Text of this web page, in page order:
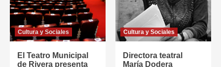
Cultura y Sociales
El Teatro Municipal
de Rivera presenta
Cultura y Sociales
Directora teatral
María Dodera